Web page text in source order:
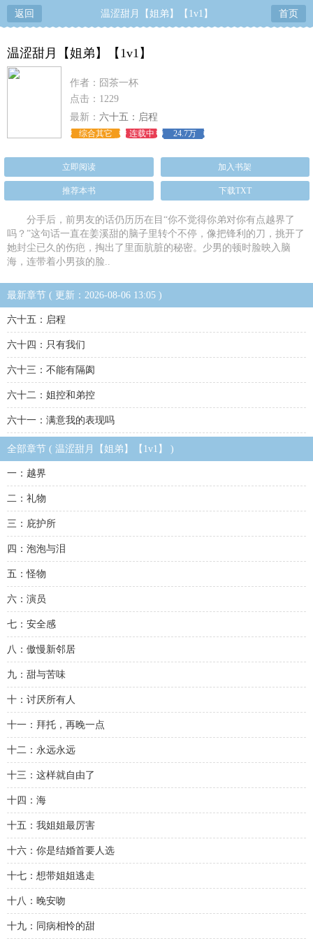
返回 温涩甜月【姐弟】【1v1】 首页
温涩甜月【姐弟】【1v1】
作者：囧茶一杯
点击：1229
最新： 六十五：启程
综合其它 连载中 24.7万
立即阅读 加入书架
推荐本书 下载TXT
分手后，前男友的话仍历历在目“你不觉得你弟对你有点越界了
吗？”这句话一直在姜溪甜的脑子里转个不停，像把锋利的刀，挑开了
她封尘已久的伤疤，掏出了里面肮脏的秘密。少男的顿时脸映入脑
海，连带着小男孩的脸..
最新章节 ( 更新：2026-08-06 13:05 )
六十五：启程
六十四：只有我们
六十三：不能有隔阂
六十二：姐控和弟控
六十一：满意我的表现吗
全部章节 ( 温涩甜月【姐弟】【1v1】 )
一：越界
二：礼物
三：庇护所
四：泡泡与泪
五：怪物
六：演员
七：安全感
八：傲慢新邻居
九：甜与苦味
十：讨厌所有人
十一：拜托，再晚一点
十二：永远永远
十三：这样就自由了
十四：海
十五：我姐姐最厉害
十六：你是结婚首要人选
十七：想带姐姐逃走
十八：晚安吻
十九：同病相怜的甜